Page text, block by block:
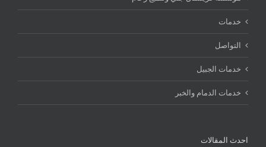
خدمات
التواصل
خدمات الجبيل
خدمات الدمام والخبر
احدث المقالات